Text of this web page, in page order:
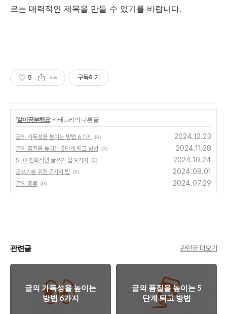
르는 매력적인 제목을 만들 수 있기를 바랍니다.
5 구독하기
'같이공부해요' 카테고리의 다른 글
글의 가독성을 높이는 방법 6가지 (4) 2024.12.23
글의 품질을 높이는 5단계 퇴고 방법 (3) 2024.11.28
SEO 친화적인 글쓰기 팁 9가지 (2) 2024.10.24
글쓰기를 위한 7가지 팁 (0) 2024.08.01
글의 종류 (0) 2024.07.29
관련글 관련글 더보기
글의 가독성을 높이는
방법 6가지
글의 품질을 높이는 5
단계 퇴고 방법